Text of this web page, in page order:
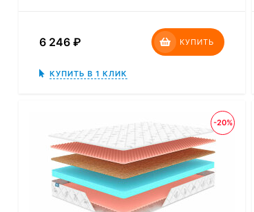
6 246 ₽ КУПИТЬ
КУПИТЬ В 1 КЛИК
-20%